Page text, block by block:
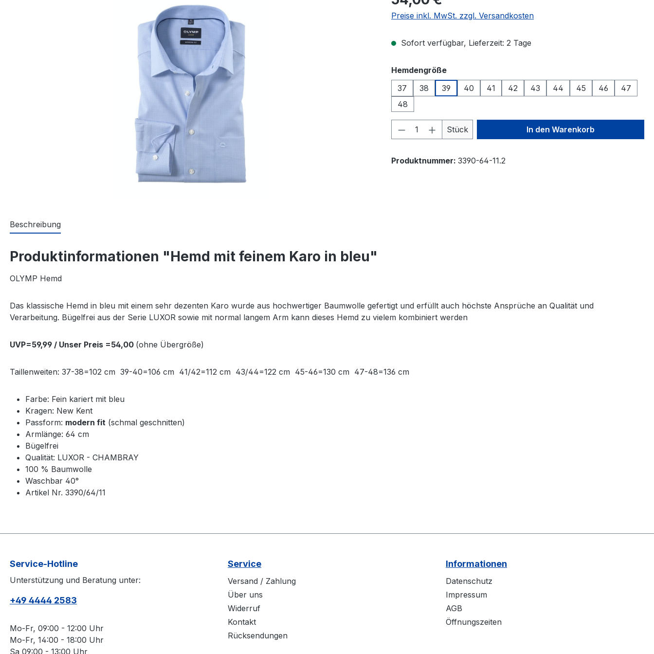
Preise inkl. MwSt. zzgl. Versandkosten
Sofort verfügbar, Lieferzeit: 2 Tage
Hemdengrößeauswählen
37
38 39 40 41 42 43 44 45 46
47
48
Produkt Anzahl: Gib den gewünschten Wert
Stück In den Warenkorb
Produktnummer: 3390-64-11.2
Beschreibung
Produktinformationen "Hemd mit feinem Karo in bleu"
OLYMP Hemd
Das klassische Hemd in bleu mit einem sehr dezenten Karo wurde aus hochwertiger Baumwolle gefertigt und erfüllt auch höchste Ansprüche an Qualität und
Verarbeitung. Bügelfrei aus der Serie LUXOR sowie mit normal langem Arm kann dieses Hemd zu vielem kombiniert werden
UVP=59,99 / Unser Preis =54,00 (ohne Übergröße)
Taillenweiten: 37-38=102 cm 39-40=106 cm 41/42=112 cm 43/44=122 cm 45-46=130 cm 47-48=136 cm
Farbe: Fein kariert mit bleu
Kragen: New Kent
Passform: modern fit (schmal geschnitten)
Armlänge: 64 cm
Bügelfrei
Qualität: LUXOR - CHAMBRAY
100 % Baumwolle
Waschbar 40°
Artikel Nr. 3390/64/11
Service-Hotline
Unterstützung und Beratung unter:
+49 4444 2583
Mo-Fr, 09:00 - 12:00 Uhr
Mo-Fr, 14:00 - 18:00 Uhr
Sa 09:00 - 13:00 Uhr
Service
Versand / Zahlung
Über uns
Widerruf
Kontakt
Rücksendungen
Informationen
Datenschutz
Impressum
AGB
Öffnungszeiten